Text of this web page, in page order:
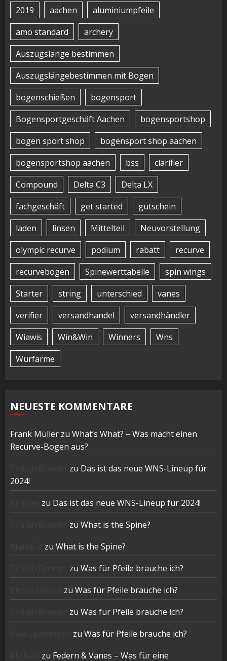
2019 aachen
aluminiumpfeile
amo standard
archery
Auszugslänge bestimmen
Auszugslängebestimmen mit Bogen
bogenschießen
bogensport
Bogensportgeschäft Aachen
bogensportshop
bogen sport shop
bogensport shop aachen
bogensportshop aachen
bss
clarifier
Compound
Delta C3
Delta LX
fachgeschäft
get started
gutschein
laden
linsen Mittelteil
Neuvorstellung
olympic recurve
podium rabatt
recurve
recurvebogen
Spinewerttabelle
spin wings
Starter
string unterschied
vanes
verifier
versandhandel
versandhändler
Wiawis
Win&Win Winners
Wns
Wurfarme
NEUESTE KOMMENTARE
Frank Müller zu What’s What? – Was macht einen
Recurve-Bogen aus?
zu Das ist das neue WNS-Lineup für
2024!
zu Das ist das neue WNS-Lineup für 2024!
zu What is the Spine?
zu What is the Spine?
zu Was für Pfeile brauche ich?
zu Was für Pfeile brauche ich?
zu Was für Pfeile brauche ich?
zu Was für Pfeile brauche ich?
zu Federn & Vanes – Was für eine